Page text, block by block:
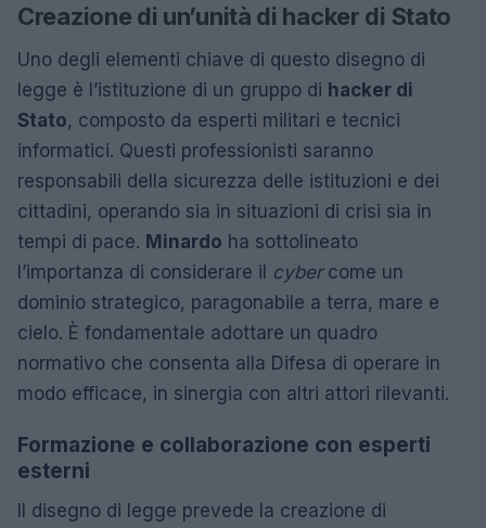
Creazione di un’unità di hacker di Stato
Uno degli elementi chiave di questo disegno di
legge è l’istituzione di un gruppo di hacker di
Stato, composto da esperti militari e tecnici
informatici. Questi professionisti saranno
responsabili della sicurezza delle istituzioni e dei
cittadini, operando sia in situazioni di crisi sia in
tempi di pace. Minardo ha sottolineato
l’importanza di considerare il cybercome un
dominio strategico, paragonabile a terra, mare e
cielo. È fondamentale adottare un quadro
normativo che consenta alla Difesa di operare in
modo efficace, in sinergia con altri attori rilevanti.
Formazione e collaborazione con esperti
esterni
Il disegno di legge prevede la creazione di